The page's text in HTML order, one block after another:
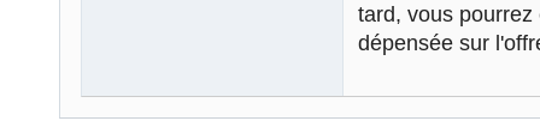
tard, vous
dépensée sur